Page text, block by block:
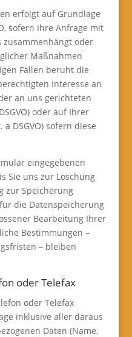
erfolgt auf Grundlage
sofern Ihre Anfrage mit
oder
Maßnahmen
Fällen beruht die
Interesse an
an uns gerichteten
oder auf Ihrer
DSGVO) sofern diese
eingegebenen
Sie uns zur Löschung
zur Speicherung
die Datenspeicherung
Bearbeitung Ihrer
Bestimmungen –
– bleiben
oder Telefax
oder Telefax
inklusive aller daraus
Daten (Name,